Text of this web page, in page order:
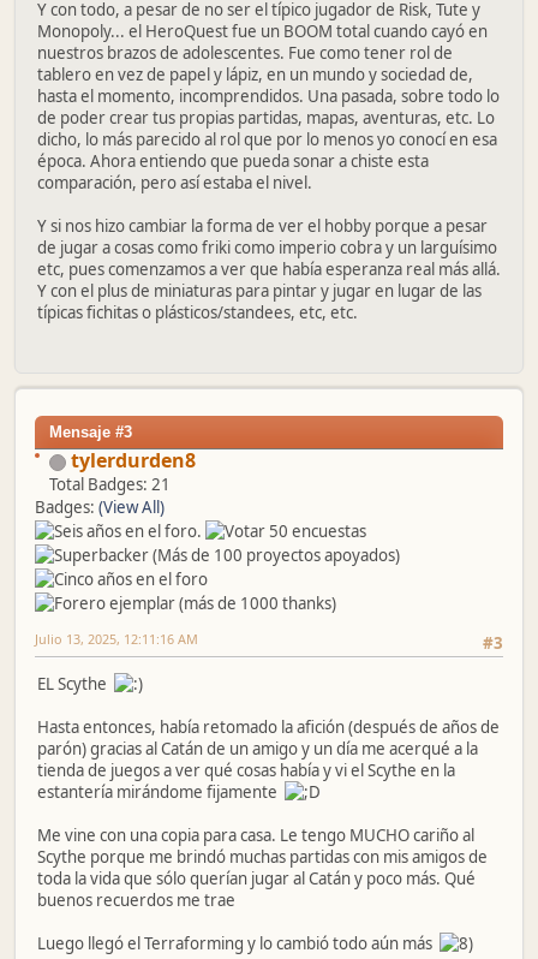
Y con todo, a pesar de no ser el típico jugador de Risk, Tute y
Monopoly... el HeroQuest fue un BOOM total cuando cayó en
nuestros brazos de adolescentes. Fue como tener rol de
tablero en vez de papel y lápiz, en un mundo y sociedad de,
hasta el momento, incomprendidos. Una pasada, sobre todo lo
de poder crear tus propias partidas, mapas, aventuras, etc. Lo
dicho, lo más parecido al rol que por lo menos yo conocí en esa
época. Ahora entiendo que pueda sonar a chiste esta
comparación, pero así estaba el nivel.
Y si nos hizo cambiar la forma de ver el hobby porque a pesar
de jugar a cosas como friki como imperio cobra y un larguísimo
etc, pues comenzamos a ver que había esperanza real más allá.
Y con el plus de miniaturas para pintar y jugar en lugar de las
típicas fichitas o plásticos/standees, etc, etc.
Mensaje #3
tylerdurden8
Total Badges: 21
Badges: (View All)
#3
Julio 13, 2025, 12:11:16 AM
EL Scythe
Hasta entonces, había retomado la afición (después de años de
parón) gracias al Catán de un amigo y un día me acerqué a la
tienda de juegos a ver qué cosas había y vi el Scythe en la
estantería mirándome fijamente
Me vine con una copia para casa. Le tengo MUCHO cariño al
Scythe porque me brindó muchas partidas con mis amigos de
toda la vida que sólo querían jugar al Catán y poco más. Qué
buenos recuerdos me trae
Luego llegó el Terraforming y lo cambió todo aún más